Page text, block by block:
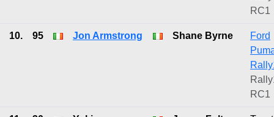
RC1
10. 95 Jon Armstrong Shane Byrne
Ford
RC1